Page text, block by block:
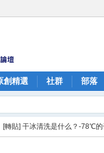
創精選 社群 部落
[轉貼] 干冰清洗是什么？-78℃